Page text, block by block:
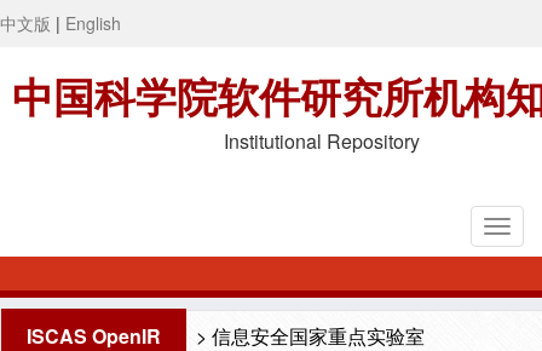
中文版 | English
中国科学院软件研究所机构
Institutional Repository
ISCAS OpenIR > 信息安全国家重点实验室